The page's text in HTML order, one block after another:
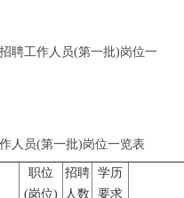
工作人员(第一批)岗位一
员(第一批)岗位一览表
职位
(岗位)
招聘
人数
学历
要求